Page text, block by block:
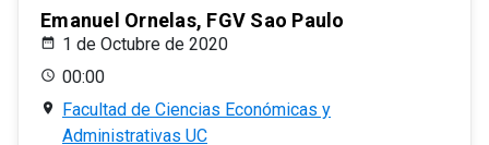
Emanuel Ornelas, FGV Sao Paulo
1 de Octubre de 2020
00:00
Facultad de Ciencias Económicas y
Administrativas UC